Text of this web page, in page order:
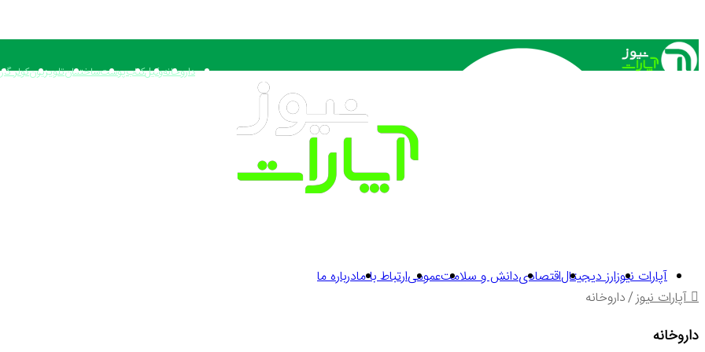
داروخانهوکیلکتابپوستساختمانتلویزیونکولر
آپارات نیوزارز دیجیتالاقتصادیدانش و سلامتعمومیارتباط با مادرباره ما
آپارات نیوز/داروخانه
داروخانه